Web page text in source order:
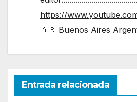
https://
🇦🇷 Buenos Aires
Entrada relacionada